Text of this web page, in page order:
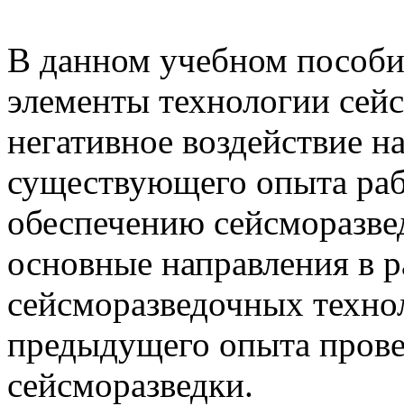
В данном учебном
элементы технологии
негативное воздействие
существующего опыта
обеспечению
основные направления в
сейсморазведочных
предыдущего опыта
сейсморазведки.